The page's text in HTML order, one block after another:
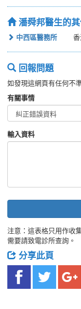
潘舜邦醫生的
中西區醫務所
回報問題
如發現這網頁有任何不
有關事情
輸入資料
注意：這表格只用作收
需要請致電診所查詢。
分享此頁